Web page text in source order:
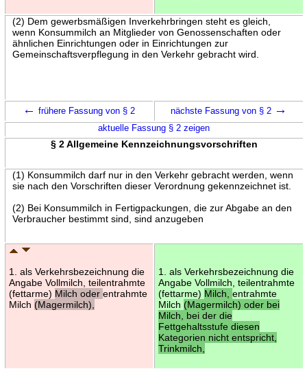
(2) Dem gewerbsmäßigen Inverkehrbringen steht es gleich,
wenn Konsummilch an Mitglieder von Genossenschaften oder
ähnlichen Einrichtungen oder in Einrichtungen zur
Gemeinschaftsverpflegung in den Verkehr gebracht wird.
← frühere Fassung von § 2 nächste Fassung von § 2 →
aktuelle Fassung § 2 zeigen
§ 2 Allgemeine Kennzeichnungsvorschriften
(1) Konsummilch darf nur in den Verkehr gebracht werden, wenn
sie nach den Vorschriften dieser Verordnung gekennzeichnet ist.
(2) Bei Konsummilch in Fertigpackungen, die zur Abgabe an den
Verbraucher bestimmt sind, sind anzugeben
1. als Verkehrsbezeichnung die
Angabe Vollmilch, teilentrahmte
(fettarme) Milch oder entrahmte
Milch (Magermilch),
1. als Verkehrsbezeichnung die
Angabe Vollmilch, teilentrahmte
(fettarme) Milch, entrahmte
Milch (Magermilch) oder bei
Milch, bei der die
Fettgehaltsstufe diesen
Kategorien nicht entspricht,
Trinkmilch,